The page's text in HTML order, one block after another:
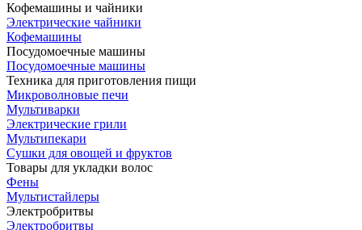
Кофемашины и чайники
Электрические чайники
Кофемашины
Посудомоечные машины
Посудомоечные машины
Техника для приготовления пищи
Микроволновые печи
Мультиварки
Электрические грили
Мультипекари
Сушки для овощей и фруктов
Товары для укладки волос
Фены
Мультистайлеры
Электробритвы
Электробритвы